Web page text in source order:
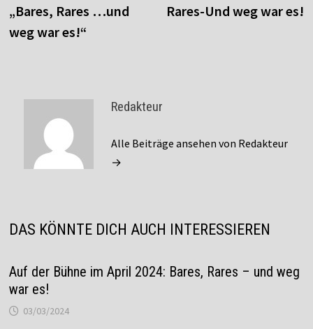
„Bares, Rares …und
weg war es!“
Rares-Und weg war es!
Redakteur
Alle Beiträge ansehen von Redakteur
→
DAS KÖNNTE DICH AUCH INTERESSIEREN
Auf der Bühne im April 2024: Bares, Rares – und weg
war es!
03/03/2024